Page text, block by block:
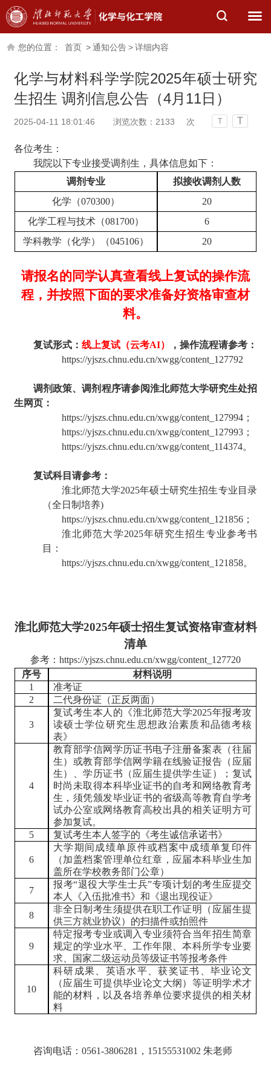
您的位置： 首页 >通知公告>详细内容
化学与材料科学学院2025年硕士研究
生招生 调剂信息公告（4月11日）
2025-04-11 18:01:46 浏览次数： 2133 次 T T
各位考生：
我院以下专业接受调剂生，具体信息如下：
调剂专业
拟接收调剂人数
化学（070300）
20
化学工程与技术（081700）
6
学科教学（化学）（045106） 20
请报名的同学认真查看线上复试的操作流
程，并按照下面的要求准备好资格审查材
料。
复试形式： 线上复试（云考AI）
，操作流程请参考：
https://yjszs.chnu.edu.cn/xwgg/content_127792
调剂政策、调剂程序请参阅淮北师范大学研究生处招
生网页：
https://yjszs.chnu.edu.cn/xwgg/content_127994；
https://yjszs.chnu.edu.cn/xwgg/content_127993；
https://yjszs.chnu.edu.cn/xwgg/content_114374。
复试科目请参考：
淮北师范大学2025年硕士研究生招生专业目录
（全日制培养)
https://yjszs.chnu.edu.cn/xwgg/content_121856；
淮北师范大学2025年研究生招生专业参考书
目：
https://yjszs.chnu.edu.cn/xwgg/content_121858。
淮北师范大学2025年硕士招生复试资格审查材料
清单
参考： https://yjszs.chnu.edu.cn/xwgg/content_127720
序号
材料说明
1
准考证
2
二代身份证（正反两面）
3
复试考生本人的《淮北师范大学2025年报考攻
读硕士学位研究生思想政治素质和品德考核
表》
4
教育部学信网学历证书电子注册备案表（往届
生）或教育部学信网学籍在线验证报告（应届
生）、学历证书（应届生提供学生证）；复试
时尚未取得本科毕业证书的自考和网络教育考
生，须凭颁发毕业证书的省级高等教育自学考
试办公室或网络教育高校出具的相关证明方可
参加复试。
5
复试考生本人签字的《考生诚信承诺书》
6
大学期间成绩单原件或档案中成绩单复印件
（加盖档案管理单位红章，应届本科毕业生加
盖所在学校教务部门公章）
7
报考“退役大学生士兵”专项计划的考生应提交
本人《入伍批准书》和《退出现役证》
8
非全日制考生须提供在职工作证明（应届生提
供三方就业协议）的扫描件或拍照件
9
特定报考专业或调入专业须符合当年招生简章
规定的学业水平、工作年限、本科所学专业要
求、国家二级运动员等级证书等报考条件
10
科研成果、英语水平、获奖证书、毕业论文
（应届生可提供毕业论文大纲）等证明学术才
能的材料，以及各培养单位要求提供的相关材
料
咨询电话： 0561-3806281 ， 15155531002 朱老师